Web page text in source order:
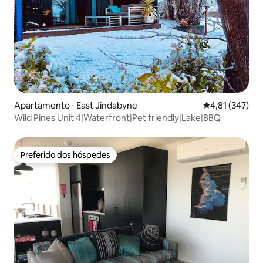
Apartamento ⋅ East Jindabyne 4,81 de uma
4,81 (347)
Wild Pines Unit 4|Waterfront|Pet friendly|Lake|BBQ
Preferido dos hóspedes
Preferido dos hóspedes